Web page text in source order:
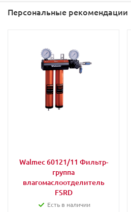
Персональные рекомендации
Walmec 60121/11 Фильтр-
группа
влагомаслоотделитель
FSRD
Есть в наличии